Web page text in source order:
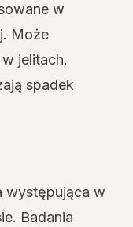
w
Może
jelitach.
spadek
występująca w
Badania